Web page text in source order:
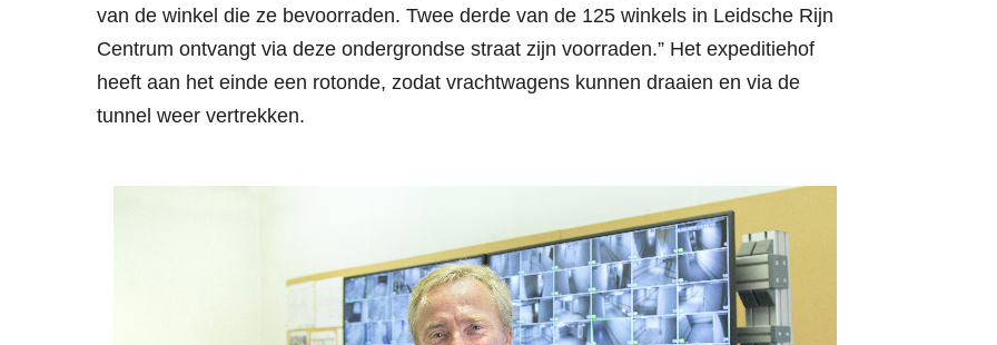
van de winkel die ze bevoorraden. Twee derde van de 125 winkels in Leidsche Rijn
Centrum ontvangt via deze ondergrondse straat zijn voorraden.” Het expeditiehof
heeft aan het einde een rotonde, zodat vrachtwagens kunnen draaien en via de
tunnel weer vertrekken.